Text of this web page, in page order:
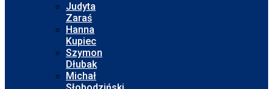
Judyta
Zaraś
Hanna
Kupiec
Szymon
Dłubak
Michał